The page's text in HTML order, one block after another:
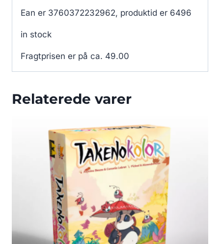
Ean er 3760372232962, produktid er 6496
in stock
Fragtprisen er på ca. 49.00
Relaterede varer